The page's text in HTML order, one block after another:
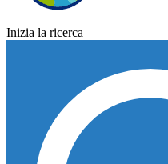
Inizia la ricerca